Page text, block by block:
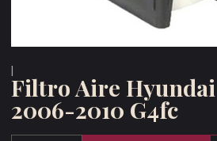
Filtro Aire
2006-2010 G4fc